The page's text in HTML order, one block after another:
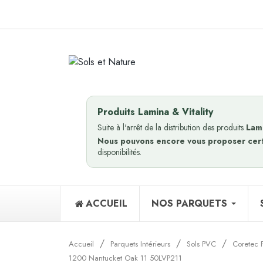
Produits Lamina & Vitality
Suite à l'arrêt de la distribution des produits
Nous pouvons encore vous proposer
disponibilités.
ACCUEIL NOS PARQUETS
Accueil Parquets Intérieurs Sols PVC
Coretec
1200 Nantucket Oak 11 50LVP211